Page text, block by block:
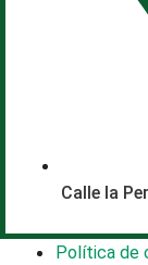
Calle la
Política de